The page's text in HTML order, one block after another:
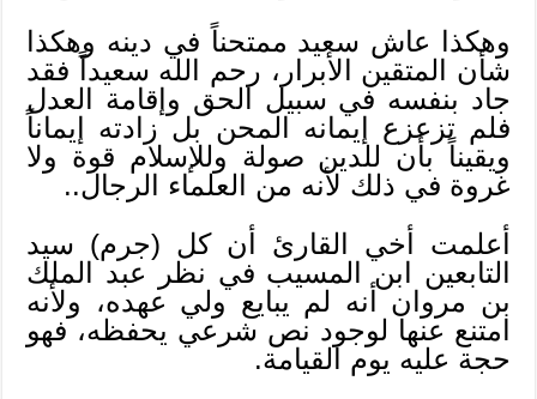
وهكذا عاش سعيد ممتحناً في دينه وهكذا
شأن المتقين الأبرار، رحم الله سعيداً فقد
جاد بنفسه في سبيل الحق وإقامة العدل
فلم تزعزع إيمانه المحن بل زادته إيماناً
ويقيناً بأن للدين صولة وللإسلام قوة ولا
غروة في ذلك لأنه من العلماء الرجال..
أعلمت أخي القارئ أن كل (جرم) سيد
التابعين ابن المسيب في نظر عبد الملك
بن مروان أنه لم يبايع ولي عهده، ولأنه
امتنع عنها لوجود نص شرعي يحفظه، فهو
حجة عليه يوم القيامة.